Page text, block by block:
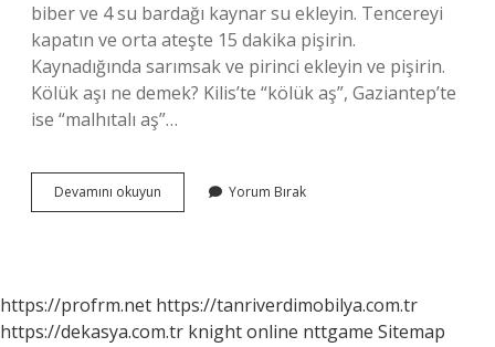
biber ve 4 su bardağı kaynar su ekleyin. Tencereyi
kapatın ve orta ateşte 15 dakika pişirin.
Kaynadığında sarımsak ve pirinci ekleyin ve pişirin.
Kölük aşı ne demek? Kilis’te “kölük aş”, Gaziantep’te
ise “malhıtalı aş”…
Devamını okuyun
Aşı
Yorum Bırak
https://profrm.net https://tanriverdimobilya.com.tr
https://dekasya.com.tr knight online nttgame Sitemap